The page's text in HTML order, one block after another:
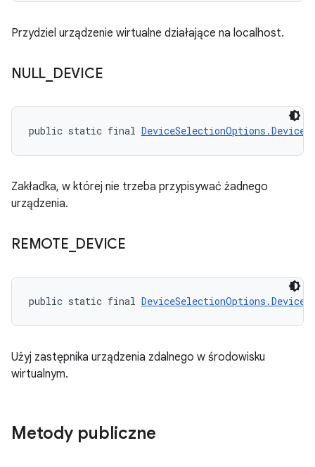
Przydziel urządzenie wirtualne działające na localhost.
NULL DEVICE
public static final
Zakładka, w której nie trzeba przypisywać żadnego
urządzenia.
REMOTE DEVICE
public static final
Użyj zastępnika urządzenia zdalnego w środowisku
wirtualnym.
Metody publiczne